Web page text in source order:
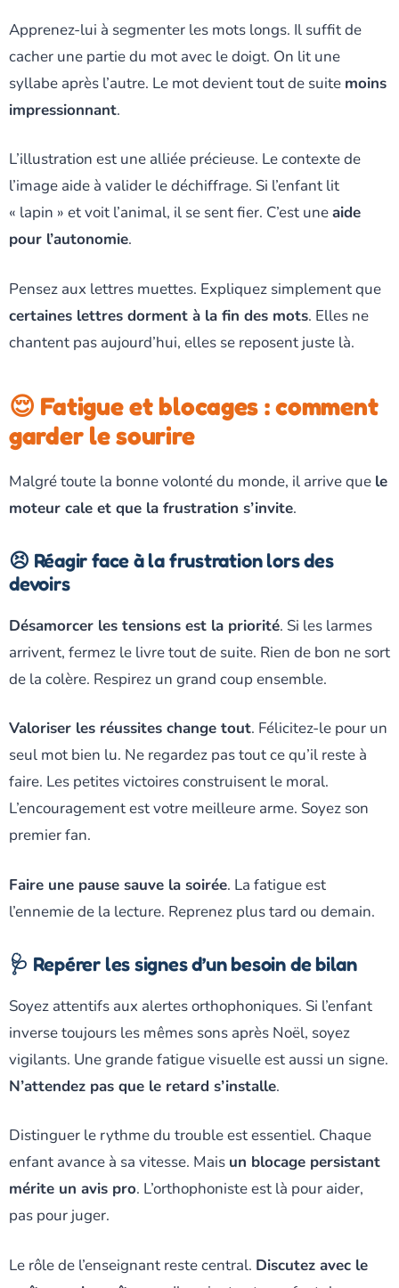
Apprenez-lui à segmenter les mots longs. Il suffit de
cacher une partie du mot avec le doigt. On lit une
syllabe après l’autre. Le mot devient tout de suite moins
impressionnant.
L’illustration est une alliée précieuse. Le contexte de
l’image aide à valider le déchiffrage. Si l’enfant lit
« lapin » et voit l’animal, il se sent fier. C’est uneaide
pour l’autonomie.
Pensez aux lettres muettes. Expliquez simplement que
certaines lettres dorment à la fin des mots. Elles ne
chantent pas aujourd’hui, elles se reposent juste là.
😌 Fatigue et blocages : comment
garder le sourire
Malgré toute la bonne volonté du monde, il arrive que le
moteur cale et que la frustration s’invite.
😣 Réagir face à la frustration lors des
devoirs
Désamorcer les tensions est la priorité. Si les larmes
arrivent, fermez le livre tout de suite. Rien de bon ne sort
de la colère. Respirez un grand coup ensemble.
Valoriser les réussites change tout. Félicitez-le pour un
seul mot bien lu. Ne regardez pas tout ce qu’il reste à
faire. Les petites victoires construisent le moral.
L’encouragement est votre meilleure arme. Soyez son
premier fan.
Faire une pause sauve la soirée. La fatigue est
l’ennemie de la lecture. Reprenez plus tard ou demain.
🩺 Repérer les signes d’un besoin de bilan
Soyez attentifs aux alertes orthophoniques. Si l’enfant
inverse toujours les mêmes sons après Noël, soyez
vigilants. Une grande fatigue visuelle est aussi un signe.
N’attendez pas que le retard s’installe.
Distinguer le rythme du trouble est essentiel. Chaque
enfant avance à sa vitesse. Mais un blocage persistant
mérite un avis pro. L’orthophoniste est là pour aider,
pas pour juger.
Le rôle de l’enseignant reste central. Discutez avec le